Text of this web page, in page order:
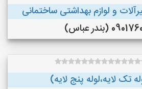
و لوازم بهداشتی ساختمانی
(بندر عباس)
تک لایه،لوله پنج لایه)